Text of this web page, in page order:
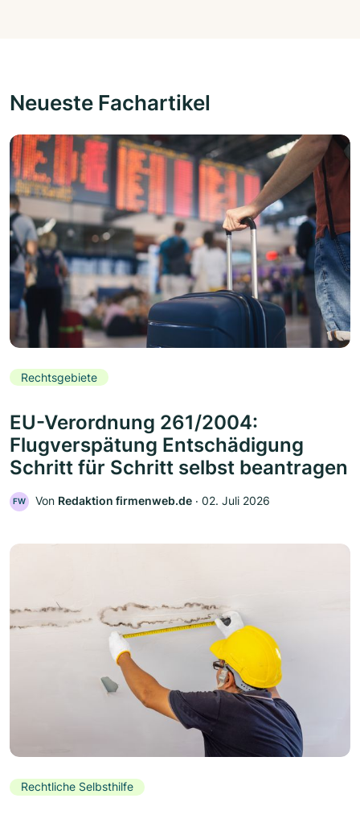
Neueste Fachartikel
Rechtsgebiete
EU-Verordnung 261/2004:
Flugverspätung Entschädigung
Schritt für Schritt selbst beantragen
FW Von Redaktion firmenweb.de ‧ 02. Juli 2026
Rechtliche Selbsthilfe